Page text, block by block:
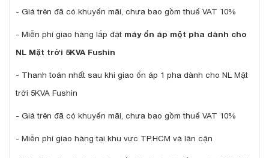
- Giá trên đã có khuyến mãi, chưa bao gồm thuế VAT 10%
- Miễn phí giao hàng lắp đặt máy ổn áp một pha dành cho
NL Mặt trời 5KVA Fushin
- Thanh toán nhất sau khi giao ổn áp 1 pha dành cho NL Mặt
trời 5KVA Fushin
- Giá trên đã có khuyến mãi, chưa bao gồm thuế VAT 10%
- Miễn phí giao hàng tại khu vực TP.HCM và lân cận